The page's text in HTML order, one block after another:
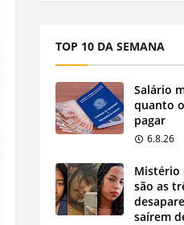
TOP 10 DA SEMANA
Salário
quanto
pagar
6.8.26
Mistério
são as
saírem